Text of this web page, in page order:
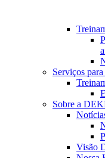
Serviços
Sobre a
Visão